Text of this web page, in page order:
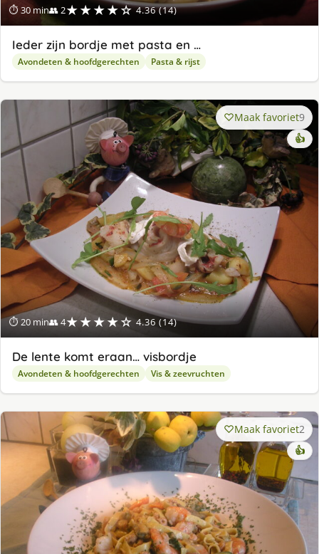
⏱ 30 min👥 2★★★★☆ 4.36 (14)
Ieder zijn bordje met pasta en …
Avondeten & hoofdgerechten Pasta & rijst
⏱ 20 min👥 4★★★★☆ 4.36 (14)
Maak favoriet9
👍
De lente komt eraan… visbordje
Avondeten & hoofdgerechten Vis & zeevruchten
Maak favoriet2
👍